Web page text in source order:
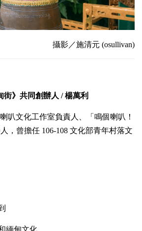
攝影／施清元 (osullivan)
街》共同創辦人 / 楊萬利
叭文化工作室負責人、「鳴個喇叭！
，曾擔任 106-108 文化部青年村落文